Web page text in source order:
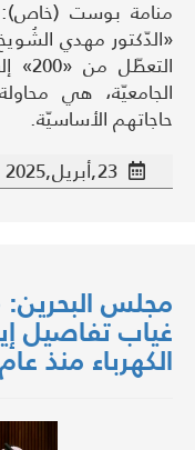
منامة بوست (خاص):
«الدّكتور مهدي
الجامعيّة، هي
حاجاتهم الأساسيّة.
23,أبريل,2025 |
مجلس البحرين:
غياب تفاصيل
الكهرباء منذ عام 2008» – «فيديو»